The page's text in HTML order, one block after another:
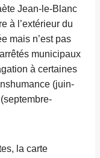
Jean-le-Blanc
à l’extérieur du
mais n’est pas
municipaux
à certaines
(juin-
la carte